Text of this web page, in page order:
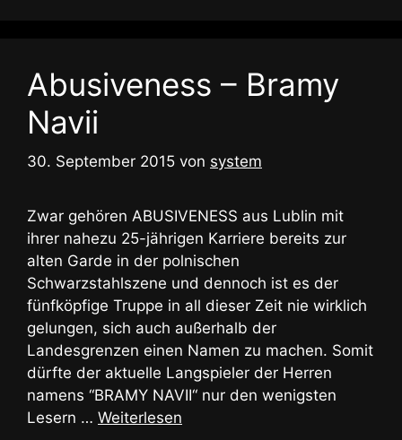
Abusiveness – Bramy
Navii
30. September 2015 von system
Zwar gehören ABUSIVENESS aus Lublin mit
ihrer nahezu 25-jährigen Karriere bereits zur
alten Garde in der polnischen
Schwarzstahlszene und dennoch ist es der
fünfköpfige Truppe in all dieser Zeit nie wirklich
gelungen, sich auch außerhalb der
Landesgrenzen einen Namen zu machen. Somit
dürfte der aktuelle Langspieler der Herren
namens “BRAMY NAVII“ nur den wenigsten
Lesern … Weiterlesen